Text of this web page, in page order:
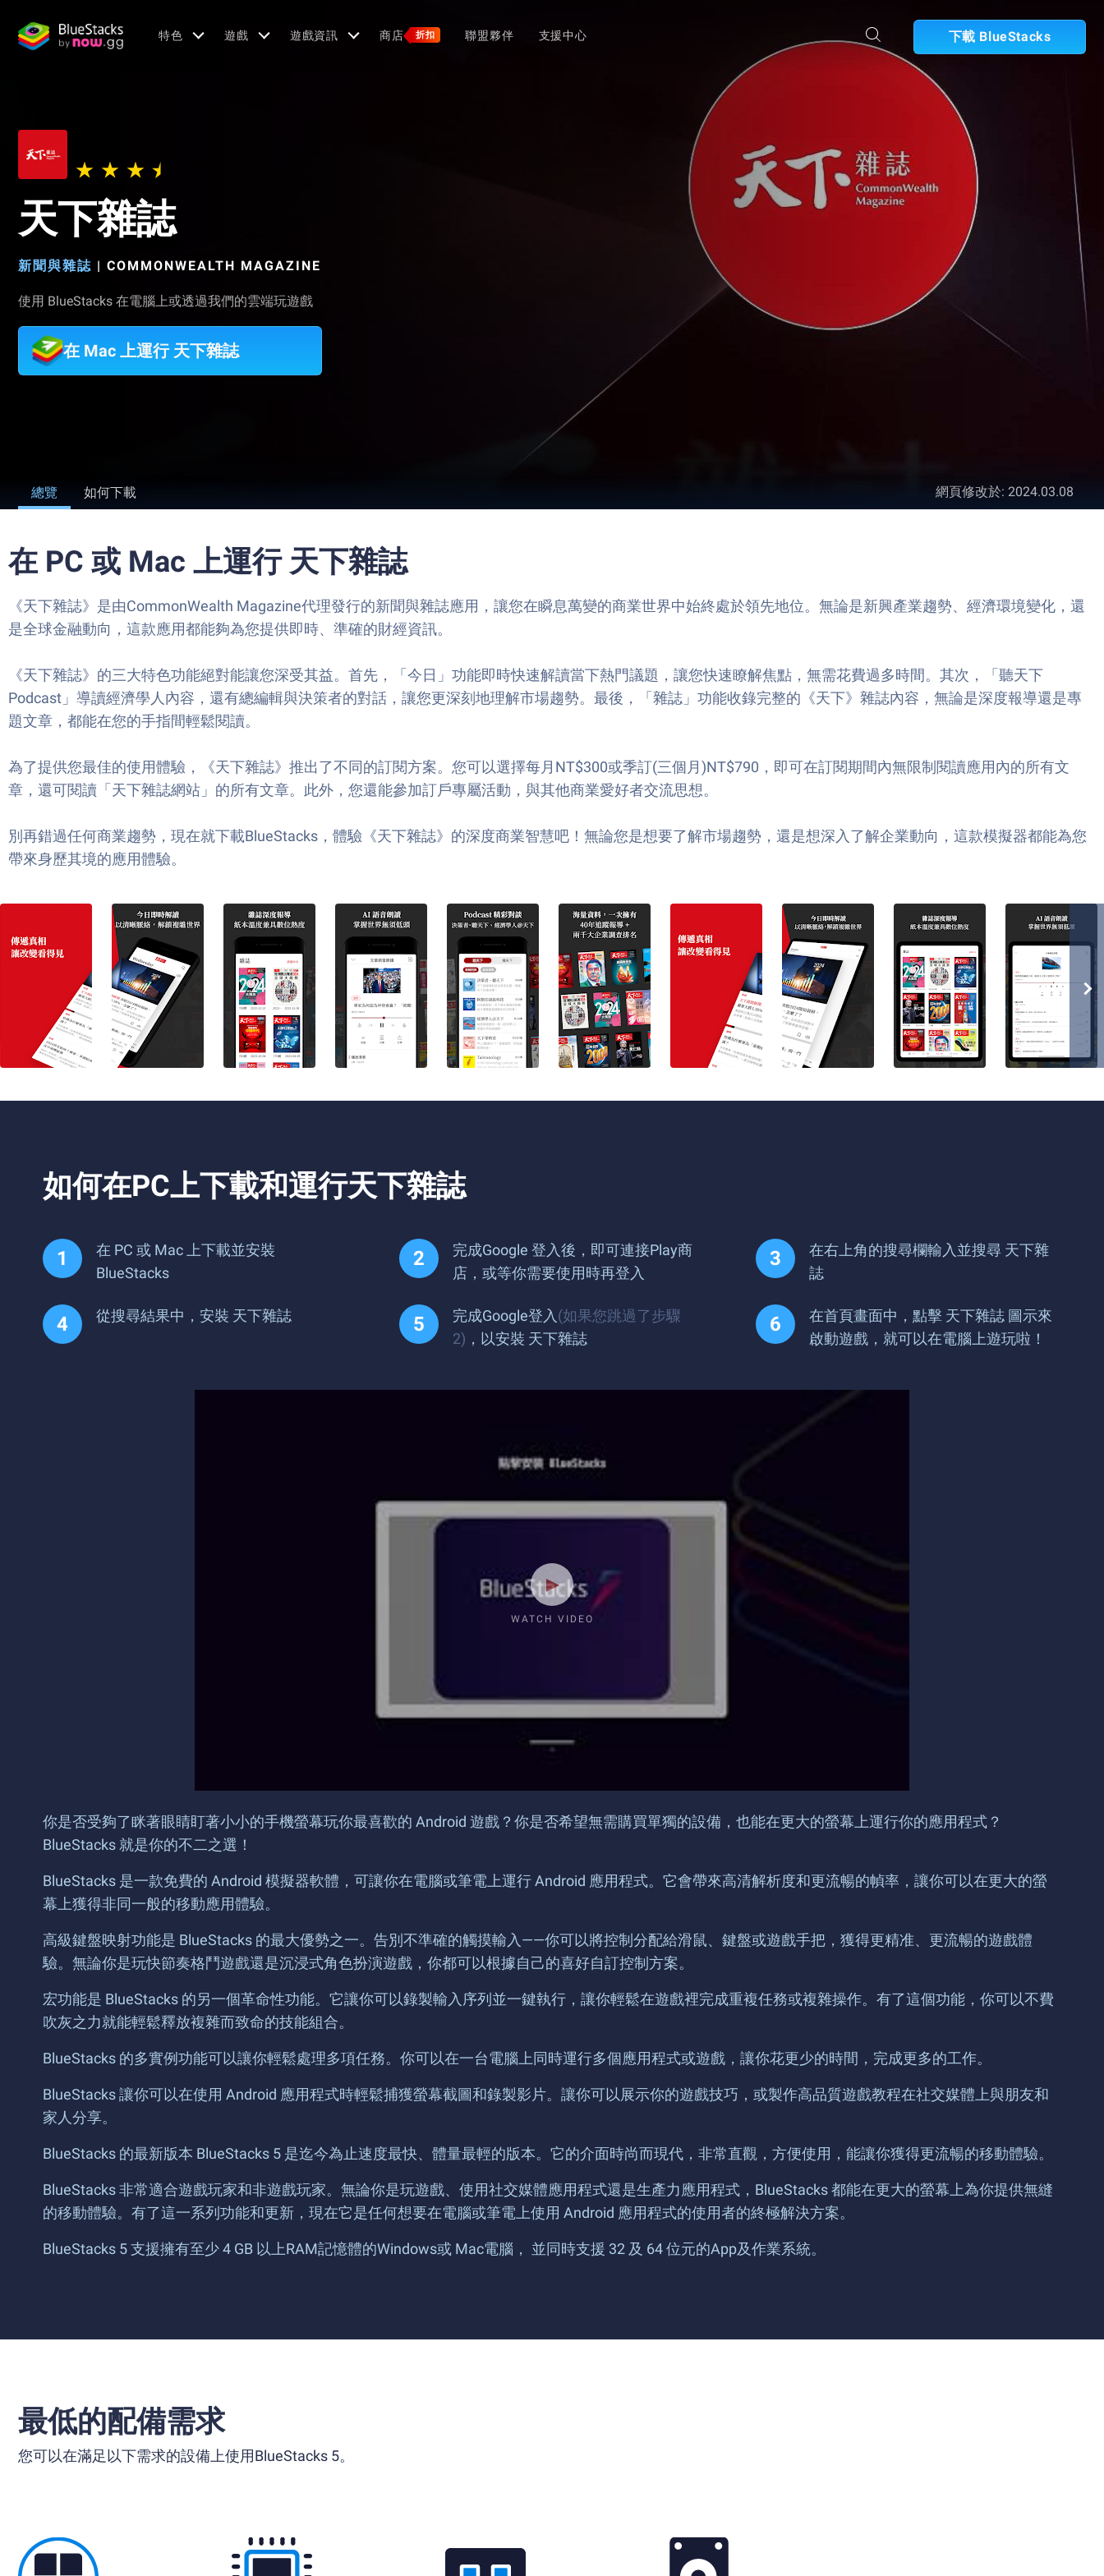
特色 遊戲 遊戲資訊 商店 折扣 聯盟夥伴 支援中心 下載 BlueStacks
天下雜誌
新聞與雜誌 | COMMONWEALTH MAGAZINE
使用 BlueStacks 在電腦上或透過我們的雲端玩遊戲
在 Mac 上運行 天下雜誌
總覽 如何下載 網頁修改於: 2024.03.08
在 PC 或 Mac 上運行 天下雜誌
《天下雜誌》是由CommonWealth Magazine代理發行的新聞與雜誌應用，讓您在瞬息萬變的商業世界中始終處於領先地位。無論是新興產業趨勢、經濟環境變化，還
是全球金融動向，這款應用都能夠為您提供即時、準確的財經資訊。
《天下雜誌》的三大特色功能絕對能讓您深受其益。首先，「今日」功能即時快速解讀當下熱門議題，讓您快速瞭解焦點，無需花費過多時間。其次，「聽天下
Podcast」導讀經濟學人內容，還有總編輯與決策者的對話，讓您更深刻地理解市場趨勢。最後，「雜誌」功能收錄完整的《天下》雜誌內容，無論是深度報導還是專
題文章，都能在您的手指間輕鬆閱讀。
為了提供您最佳的使用體驗，《天下雜誌》推出了不同的訂閱方案。您可以選擇每月NT$300或季訂(三個月)NT$790，即可在訂閱期間內無限制閱讀應用內的所有文
章，還可閱讀「天下雜誌網站」的所有文章。此外，您還能參加訂戶專屬活動，與其他商業愛好者交流思想。
別再錯過任何商業趨勢，現在就下載BlueStacks，體驗《天下雜誌》的深度商業智慧吧！無論您是想要了解市場趨勢，還是想深入了解企業動向，這款模擬器都能為您
帶來身歷其境的應用體驗。
如何在PC上下載和運行天下雜誌
在 PC 或 Mac 上下載並安裝
BlueStacks
完成Google 登入後，即可連接Play商
店，或等你需要使用時再登入
在右上角的搜尋欄輸入並搜尋 天下雜
誌
從搜尋結果中，安裝 天下雜誌 完成Google登入 (如果您跳過了步驟
2) ，以安裝 天下雜誌
在首頁畫面中，點擊 天下雜誌 圖示來
啟動遊戲，就可以在電腦上遊玩啦！
WATCH VIDEO
你是否受夠了眯著眼睛盯著小小的手機螢幕玩你最喜歡的 Android 遊戲？你是否希望無需購買單獨的設備，也能在更大的螢幕上運行你的應用程式？
BlueStacks 就是你的不二之選！
BlueStacks 是一款免費的 Android 模擬器軟體，可讓你在電腦或筆電上運行 Android 應用程式。它會帶來高清解析度和更流暢的幀率，讓你可以在更大的螢
幕上獲得非同一般的移動應用體驗。
高級鍵盤映射功能是 BlueStacks 的最大優勢之一。告別不準確的觸摸輸入——你可以將控制分配給滑鼠、鍵盤或遊戲手把，獲得更精准、更流暢的遊戲體
驗。無論你是玩快節奏格鬥遊戲還是沉浸式角色扮演遊戲，你都可以根據自己的喜好自訂控制方案。
宏功能是 BlueStacks 的另一個革命性功能。它讓你可以錄製輸入序列並一鍵執行，讓你輕鬆在遊戲裡完成重複任務或複雜操作。有了這個功能，你可以不費
吹灰之力就能輕鬆釋放複雜而致命的技能組合。
BlueStacks 的多實例功能可以讓你輕鬆處理多項任務。你可以在一台電腦上同時運行多個應用程式或遊戲，讓你花更少的時間，完成更多的工作。
BlueStacks 讓你可以在使用 Android 應用程式時輕鬆捕獲螢幕截圖和錄製影片。讓你可以展示你的遊戲技巧，或製作高品質遊戲教程在社交媒體上與朋友和
家人分享。
BlueStacks 的最新版本 BlueStacks 5 是迄今為止速度最快、體量最輕的版本。它的介面時尚而現代，非常直觀，方便使用，能讓你獲得更流暢的移動體驗。
BlueStacks 非常適合遊戲玩家和非遊戲玩家。無論你是玩遊戲、使用社交媒體應用程式還是生產力應用程式，BlueStacks 都能在更大的螢幕上為你提供無縫
的移動體驗。有了這一系列功能和更新，現在它是任何想要在電腦或筆電上使用 Android 應用程式的使用者的終極解決方案。
BlueStacks 5 支援擁有至少 4 GB 以上RAM記憶體的Windows或 Mac電腦， 並同時支援 32 及 64 位元的App及作業系統。
最低的配備需求
您可以在滿足以下需求的設備上使用BlueStacks 5。